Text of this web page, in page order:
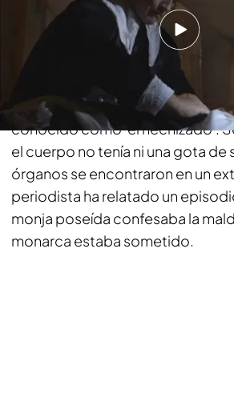
Compartir
José María Zavala ha tenido
documentos de la autopsia de
conocido como 'el hechizado'.
el cuerpo no tenía ni una gota de
órganos se encontraron en un
periodista ha relatado un
monja poseída confesaba la
monarca estaba sometido.